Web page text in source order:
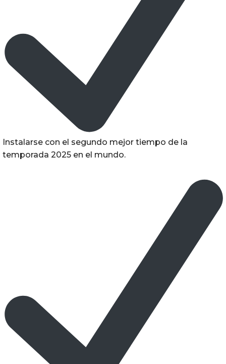
Instalarse con el segundo mejor tiempo de la
temporada 2025 en el mundo.